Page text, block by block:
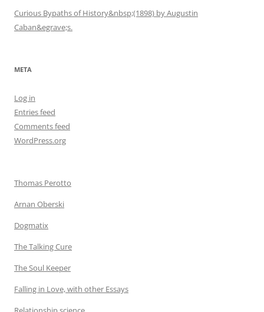
Curious Bypaths of History&nbsp;(1898) by Augustin
Caban&egrave;s.
META
Log in
Entries feed
Comments feed
WordPress.org
Thomas Perotto
Arnan Oberski
Dogmatix
The Talking Cure
The Soul Keeper
Falling in Love, with other Essays